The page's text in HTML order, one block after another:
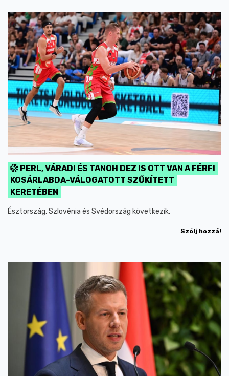
PERL, VÁRADI ÉS TANOH DEZ IS OTT VAN A FÉRFI
KOSÁRLABDA-VÁLOGATOTT SZŰKÍTETT
KERETÉBEN
Észtország, Szlovénia és Svédország következik.
Szólj hozzá!